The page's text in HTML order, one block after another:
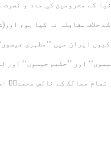
کے محرومین کی مدد و
خلاف مقابلہ نہ کیا ہو،
ایران میں ’’مطہری
اور ’’حکیم جیسوں‘‘ اور
تمام ممالک کے خالص محمدیؐ